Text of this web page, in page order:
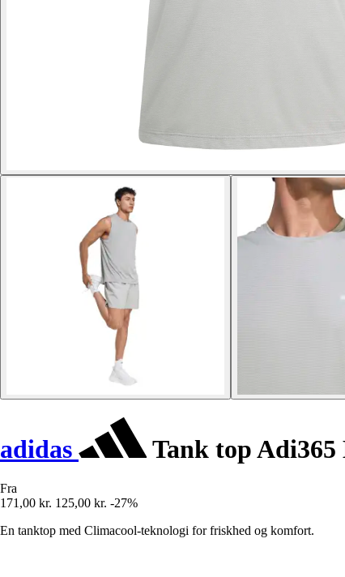
adidas Tank top Adi365
Fra
171,00 kr. 125,00 kr. -27%
En tanktop med Climacool-teknologi for friskhed og komfort.